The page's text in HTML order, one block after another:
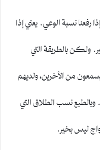
نسبة الوعي. يعني إذا
بالطريقة التي
من الآخرين، ولديهم
نسب الطلاق التي
ليس بخير.